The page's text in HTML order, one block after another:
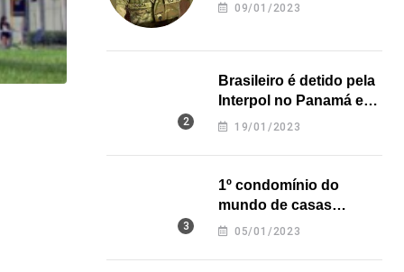
Açaí é reconhecido oficialmente como fruto
09/01/2023
Brasileiro é detido pela
Interpol no Panamá e
pode pegar prisão
19/01/2023
1º condomínio do
mundo de casas
impressas em 3D é
05/01/2023